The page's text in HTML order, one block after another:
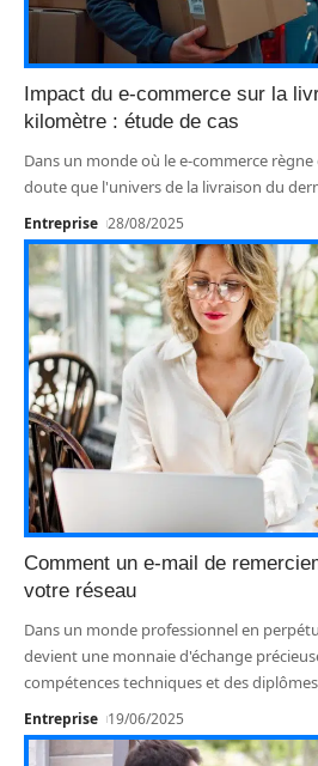
Impact du e-commerce sur la
kilomètre : étude de cas
Dans un monde où le e-commerce
doute que l'univers de la livraison du
Entreprise 28/08/2025
Comment un e-mail de
votre réseau
Dans un monde professionnel en
devient une monnaie d'échange
compétences techniques et des
Entreprise 19/06/2025